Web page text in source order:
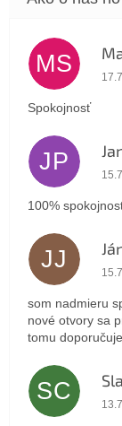
MS
Spokojnosť
JP
100%
JJ
som nadmieru
nové otvory sa
tomu
SC